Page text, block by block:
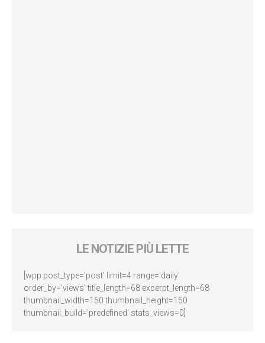
LE NOTIZIE PIÙ LETTE
[wpp post_type='post' limit=4 range='daily'
order_by='views' title_length=68 excerpt_length=68
thumbnail_width=150 thumbnail_height=150
thumbnail_build='predefined' stats_views=0]